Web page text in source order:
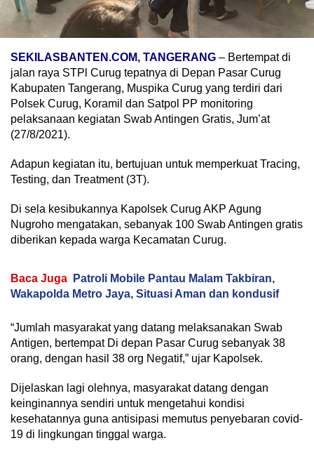
SEKILASBANTEN.COM, TANGERANG – Bertempat di
jalan raya STPl Curug tepatnya di Depan Pasar Curug
Kabupaten Tangerang, Muspika Curug yang terdiri dari
Polsek Curug, Koramil dan Satpol PP monitoring
pelaksanaan kegiatan Swab Antingen Gratis, Jum’at
(27/8/2021).
Adapun kegiatan itu, bertujuan untuk memperkuat Tracing,
Testing, dan Treatment (3T).
Di sela kesibukannya Kapolsek Curug AKP Agung
Nugroho mengatakan, sebanyak 100 Swab Antingen gratis
diberikan kepada warga Kecamatan Curug.
Baca Juga
Patroli Mobile Pantau Malam Takbiran,
Wakapolda Metro Jaya, Situasi Aman dan kondusif
“Jumlah masyarakat yang datang melaksanakan Swab
Antigen, bertempat Di depan Pasar Curug sebanyak 38
orang, dengan hasil 38 org Negatif,” ujar Kapolsek.
Dijelaskan lagi olehnya, masyarakat datang dengan
keinginannya sendiri untuk mengetahui kondisi
kesehatannya guna antisipasi memutus penyebaran covid-
19 di lingkungan tinggal warga.